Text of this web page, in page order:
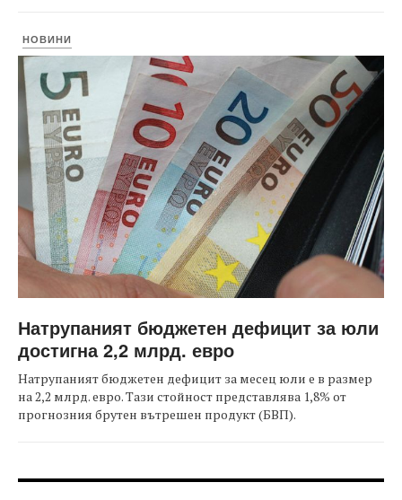
НОВИНИ
Натрупаният бюджетен дефицит за юли
достигна 2,2 млрд. евро
Натрупаният бюджетен дефицит за месец юли е в размер
на 2,2 млрд. евро. Тази стойност представлява 1,8% от
прогнозния брутен вътрешен продукт (БВП).